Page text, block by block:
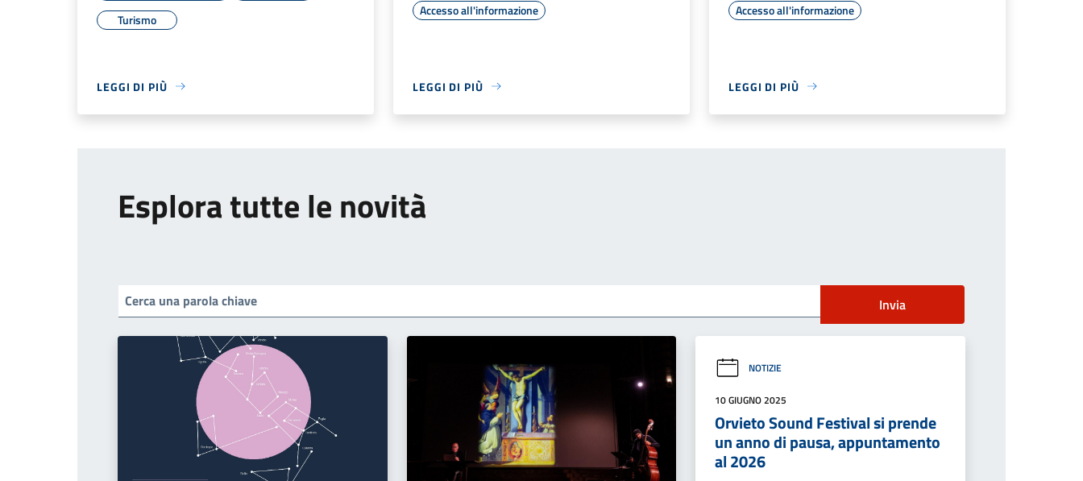
Turismo
LEGGI DI PIÙ
Accesso all'informazione
LEGGI DI PIÙ
Accesso all'informazione
LEGGI DI PIÙ
Esplora tutte le novità
Invia
NOTIZIE
10 GIUGNO 2025
Orvieto Sound Festival si prende
un anno di pausa, appuntamento
al 2026